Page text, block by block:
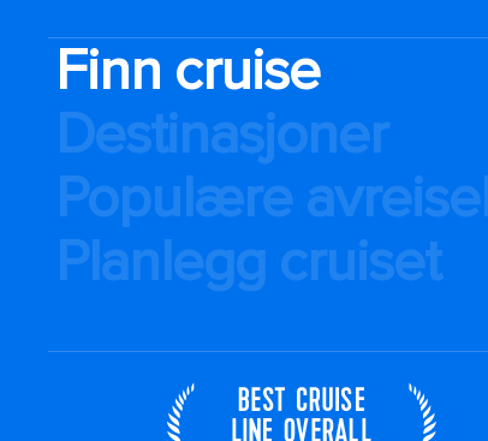
Finn cruise
Destinasjoner
Populære
Planlegg cruiset